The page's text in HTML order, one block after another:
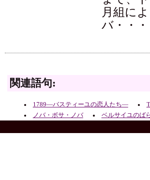
月組に
バ・・・
関連語句:
1789―バスティーユの恋人たち―
ノバ・ボサ・ノバ
ベルサイユのば